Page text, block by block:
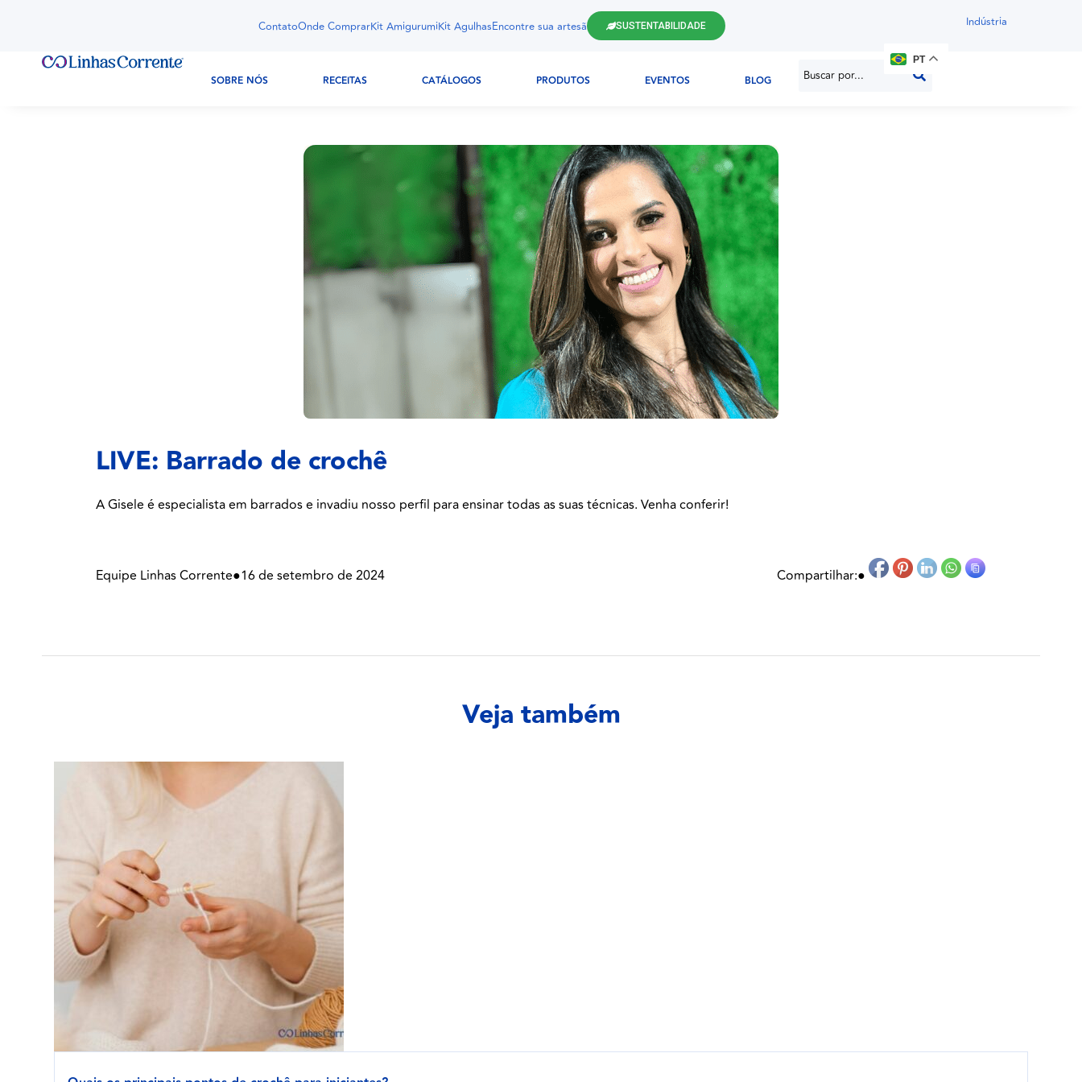
ContatoOnde ComprarKit AmigurumiKit AgulhasEncontre sua artesã SUSTENTABILIDADE Indústria
SOBRE NÓS RECEITAS CATÁLOGOS PRODUTOS EVENTOS BLOG
PT
LIVE: Barrado de crochê
A Gisele é especialista em barrados e invadiu nosso perfil para ensinar todas as suas técnicas. Venha conferir!
Equipe Linhas Corrente●16 de setembro de 2024 Compartilhar:●
Veja também